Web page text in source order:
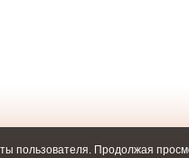
пользователя. Продолжая